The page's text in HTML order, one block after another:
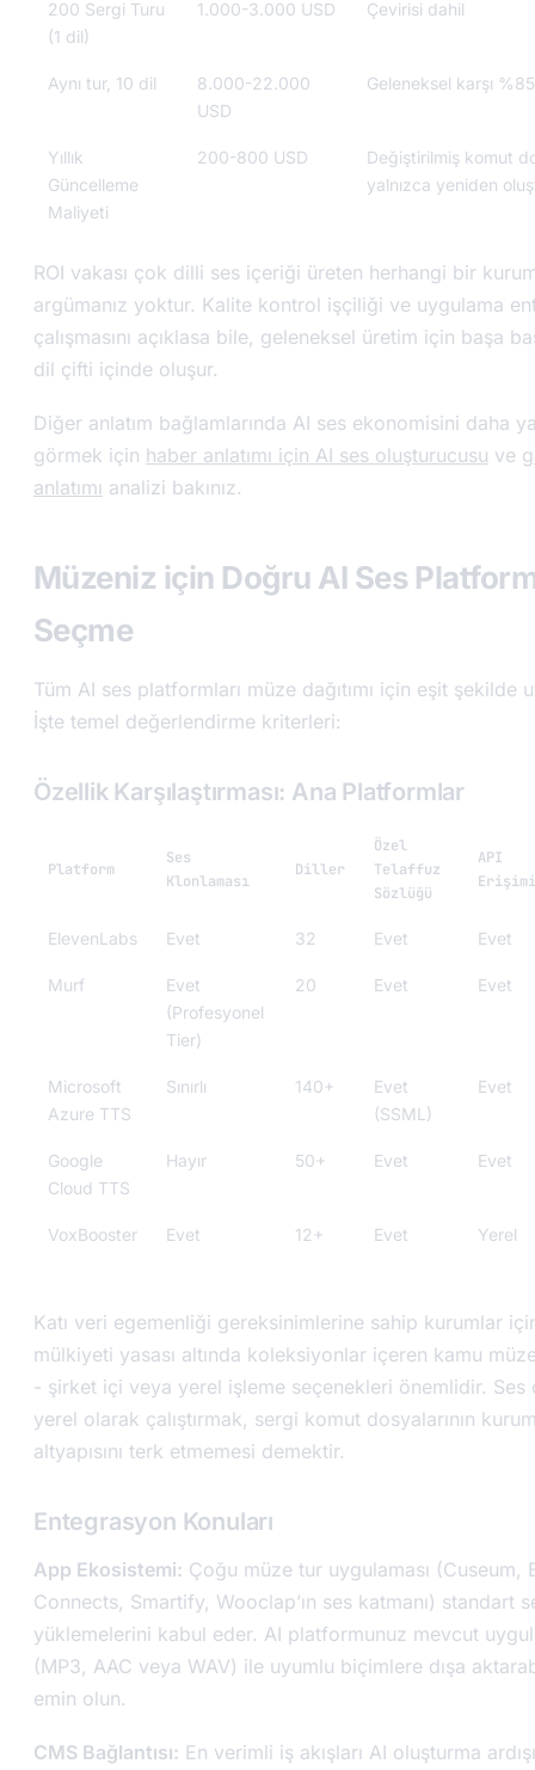
200 Sergi Turu
(1 dil)
1.000-3.000 USD Çevirisi dahil
Aynı tur, 10 dil
8.000-22.000
USD
Geleneksel karşı
Yıllık
Güncelleme
Maliyeti
200-800 USD
Değiştirilmiş komut
yalnızca yeniden
ROI vakası çok dilli ses içeriği üreten herhangi bir
argümanız yoktur. Kalite kontrol işçiliği ve uygulama
çalışmasını açıklasa bile, geleneksel üretim için başa
dil çifti içinde oluşur.
Diğer anlatım bağlamlarında AI ses ekonomisini daha
görmek için haber anlatımı için AI ses oluşturucusu ve
anlatımı analizi bakınız.
Müzeniz için Doğru AI Ses
Seçme
Tüm AI ses platformları müze dağıtımı için eşit şekilde
İşte temel değerlendirme kriterleri:
Özellik Karşılaştırması: Ana Platformlar
Platform
Ses
Klonlaması
Diller
Özel
Telaffuz
Sözlüğü
API
Erişimi
ElevenLabs Evet 32 Evet Evet
Murf
Evet
(Profesyonel
Tier)
20 Evet Evet
Microsoft
Azure TTS
Sınırlı 140+
Evet
(SSML)
Evet
Google
Cloud TTS
Hayır 50+ Evet Evet
VoxBooster Evet 12+ Evet Yerel
Katı veri egemenliği gereksinimlerine sahip kurumlar
mülkiyeti yasası altında koleksiyonlar içeren kamu
- şirket içi veya yerel işleme seçenekleri önemlidir. Ses
yerel olarak çalıştırmak, sergi komut dosyalarının
altyapısını terk etmemesi demektir.
Entegrasyon Konuları
App Ekosistemi: Çoğu müze tur uygulaması (Cuseum,
Connects, Smartify, Wooclap’ın ses katmanı) standart
yüklemelerini kabul eder. AI platformunuz mevcut
(MP3, AAC veya WAV) ile uyumlu biçimlere dışa
emin olun.
CMS Bağlantısı: En verimli iş akışları AI oluşturma